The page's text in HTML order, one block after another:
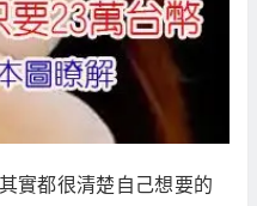
實都很清楚自己想要的